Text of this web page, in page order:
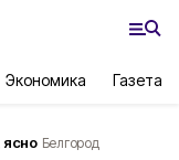
Экономика Газета
ясно Белгород